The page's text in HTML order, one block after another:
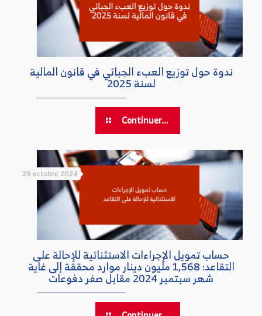
ندوة حول توزيع العبء الجبائي في قانون المالية
لسنة 2025
Continuer...
29 octobre 2024
حساب تمويل الإجراءات الاستثنائية للإحالة على
التقاعد: 1,568 مليون دينار موارد محققة إلى غاية
شهر سبتمبر 2024 مقابل صفر دفوعات